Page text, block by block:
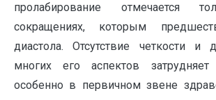
пролабирование отмечается
сокращениях, которым
диастола. Отсутствие четкости и
многих его аспектов затрудняет
особенно в первичном звене